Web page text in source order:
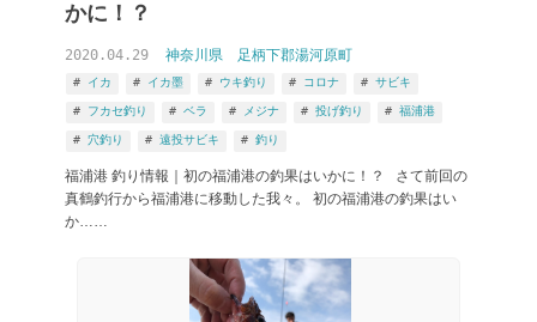
かに！？
2020.04.29 神奈川県 足柄下郡湯河原町
イカ イカ墨 ウキ釣り コロナ サビキ
フカセ釣り ベラ メジナ 投げ釣り 福浦港
穴釣り 遠投サビキ 釣り
福浦港 釣り情報｜初の福浦港の釣果はいかに！？ さて前回の
真鶴釣行から福浦港に移動した我々。 初の福浦港の釣果はい
か……